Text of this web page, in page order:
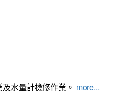
水量計檢修作業。 more...